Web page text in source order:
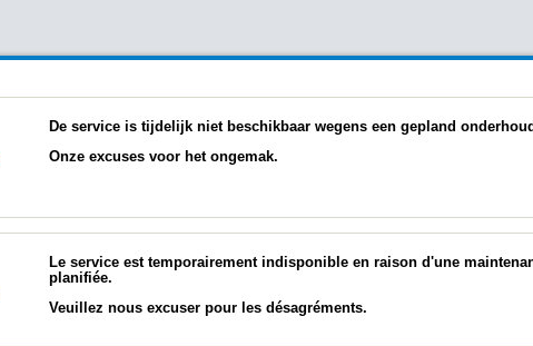
De service is tijdelijk niet beschikbaar wegens een gepland
Onze excuses voor het ongemak.
Le service est temporairement indisponible en raison d'une
planifiée.
Veuillez nous excuser pour les désagréments.